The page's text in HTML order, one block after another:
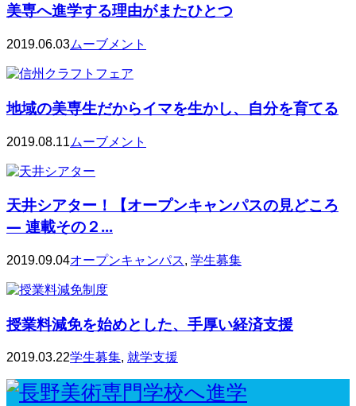
美専へ進学する理由がまたひとつ
2019.06.03ムーブメント
地域の美専生だからイマを生かし、自分を育てる
2019.08.11 ムーブメント
天井シアター！【オープンキャンパスの見どころ
— 連載その２...
2019.09.04オープンキャンパス, 学生募集
授業料減免を始めとした、手厚い経済支援
2019.03.22学生募集, 就学支援